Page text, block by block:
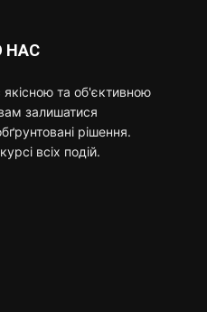
НАС
якісною та об'єктивною
залишатися
рішення.
всіх подій.